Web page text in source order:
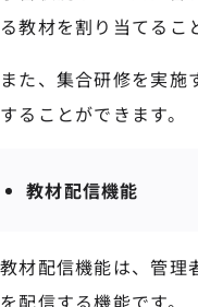
る教材を割り当てるこ
また、集合研修を実
することができます。
教材配信機能
教材配信機能は、管理
を配信する機能です。